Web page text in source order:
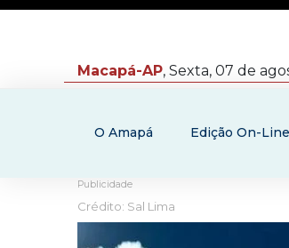
Macapá-AP, Sexta, 07 de
O Amapá Edição On-Line
Publicidade
Crédito: Sal Lima